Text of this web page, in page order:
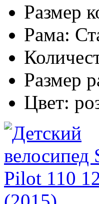
Размер
Рама:
Размер
Цвет: